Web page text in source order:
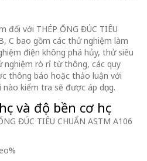
đối với THÉP ỐNG ĐÚC TIÊU
C bao gồm các thử nghiệm làm
điện không phá hủy, thử siêu
nghiệm rò rỉ từ thông, các quy
thông báo hoặc thảo luận với
kiểm tra sẽ được áp dụng.
và độ bền cơ học
ĐÚC TIÊU CHUẨN ASTM A106